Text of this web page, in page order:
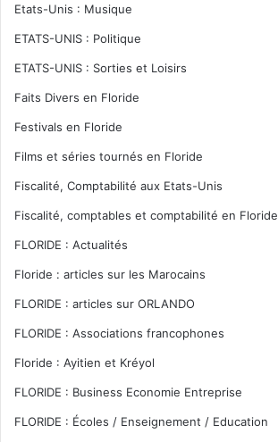
Etats-Unis : Musique
ETATS-UNIS : Politique
ETATS-UNIS : Sorties et Loisirs
Faits Divers en Floride
Festivals en Floride
Films et séries tournés en Floride
Fiscalité, Comptabilité aux Etats-Unis
Fiscalité, comptables et comptabilité en Floride
FLORIDE : Actualités
Floride : articles sur les Marocains
FLORIDE : articles sur ORLANDO
FLORIDE : Associations francophones
Floride : Ayitien et Kréyol
FLORIDE : Business Economie Entreprise
FLORIDE : Écoles / Enseignement / Education